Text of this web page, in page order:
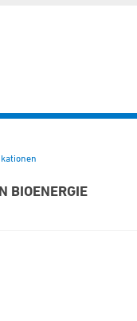
BIOENERGIE